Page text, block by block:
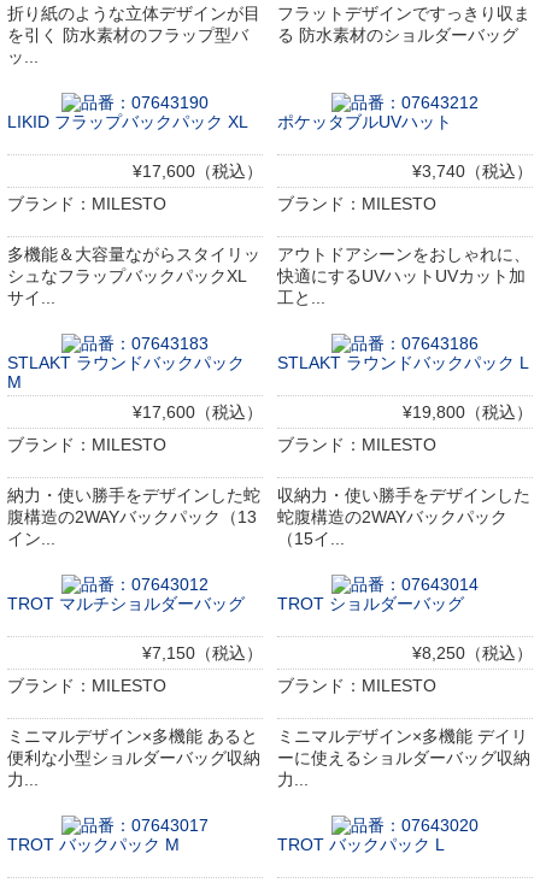
折り紙のような立体デザインが目
を引く 防水素材のフラップ型バ
ッ...
フラットデザインですっきり収ま
る 防水素材のショルダーバッグ
LIKID フラップバックパック XL
¥17,600（税込）
ブランド：MILESTO
多機能＆大容量ながらスタイリッ
シュなフラップバックパックXL
サイ...
ポケッタブルUVハット
¥3,740（税込）
ブランド：MILESTO
アウトドアシーンをおしゃれに、
快適にするUVハットUVカット加
工と...
STLAKT ラウンドバックパック
M
¥17,600（税込）
ブランド：MILESTO
納力・使い勝手をデザインした蛇
腹構造の2WAYバックパック（13
イン...
STLAKT ラウンドバックパック L
¥19,800（税込）
ブランド：MILESTO
収納力・使い勝手をデザインした
蛇腹構造の2WAYバックパック
（15イ...
TROT マルチショルダーバッグ
¥7,150（税込）
ブランド：MILESTO
ミニマルデザイン×多機能 あると
便利な小型ショルダーバッグ収納
力...
TROT ショルダーバッグ
¥8,250（税込）
ブランド：MILESTO
ミニマルデザイン×多機能 デイリ
ーに使えるショルダーバッグ収納
力...
TROT バックパック M TROT バックパック L